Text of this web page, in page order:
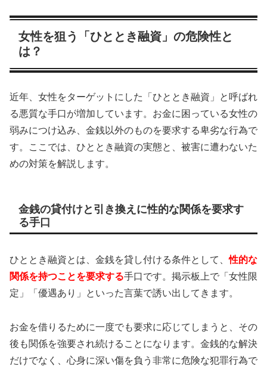
女性を狙う「ひととき融資」の危険性と
は？
近年、女性をターゲットにした「ひととき融資」と呼ばれ
る悪質な手口が増加しています。お金に困っている女性の
弱みにつけ込み、金銭以外のものを要求する卑劣な行為で
す。ここでは、ひととき融資の実態と、被害に遭わないた
めの対策を解説します。
金銭の貸付けと引き換えに性的な関係を要求す
る手口
ひととき融資とは、金銭を貸し付ける条件として、性的な
関係を持つことを要求する手口です。掲示板上で「女性限
定」「優遇あり」といった言葉で誘い出してきます。
お金を借りるために一度でも要求に応じてしまうと、その
後も関係を強要され続けることになります。金銭的な解決
だけでなく、心身に深い傷を負う非常に危険な犯罪行為で